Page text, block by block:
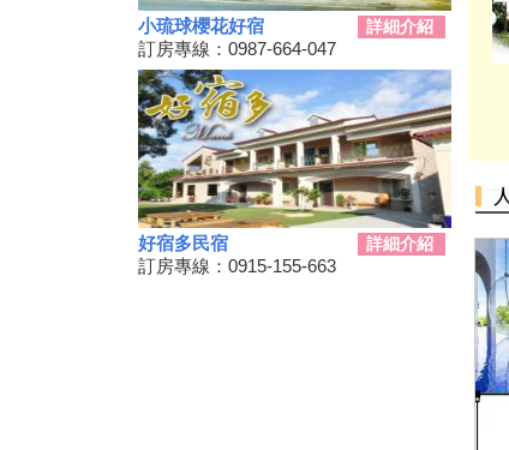
屏東大鵬灣賽車場今歇業 車友
依依不捨盼有人接手
大鵬灣水上趣 體驗造舟、迷你
鐵人
高鐵南延新增方案！交通部：這
兩案較有可行性
三代同遊國家公園 『墾丁仲夏
夜未眠－蟹謝好孕』陸蟹生態之
旅
兒童狂歡節開幕 藝術館變身為
兒童樂園
小琉球櫻花好宿 詳細介紹
訂房專線：0987-664-047
好宿多民宿 詳細介紹
訂房專線：0915-155-663